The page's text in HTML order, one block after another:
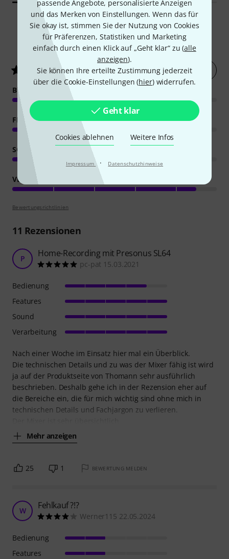
passende Angebote, personalisierte Anzeigen
und das Merken von Einstellungen. Wenn das für
Sie okay ist, stimmen Sie der Nutzung von Cookies
für Präferenzen, Statistiken und Marketing
einfach durch einen Klick auf „Geht klar“ zu (alle
anzeigen).
Sie können Ihre erteilte Zustimmung jederzeit
über die Cookie-Einstellungen (hier) widerrufen.
Geht klar
Cookies ablehnen Weitere Infos
Impressum · Datenschutzhinweise
14Kundenbewertungen
4.7/ 5 Jetzt bewerten
BEDIENUNG
FEATURES
SOUND
VERARBEITUNG
Bewertungsrichtlinien
11 Rezensionen
P Home-Recording mit Presonus SL64
pc-pat 15.03.2021
Nach einer Woche im Einsatz hier mal ein Überblick.
Die technischen Details und zu was der Mixer fähig ist wird
ja auf der Produktseite von Thomann sehr ausführlich
beschrieben. Deshalb gehe ich in der Rezension eher auf
die Bereiche ein, die für mich wichtig sind ohne mich in
technischen Details und Fachjargon zu verlieren.
Mehr anzeigen
Bedienung
Features
Sound
Verarbeitung
25 1 BEWERTUNG MELDEN
W Fehlkauf ?!?
Werner115 22.05.2024
Bedienung
Features